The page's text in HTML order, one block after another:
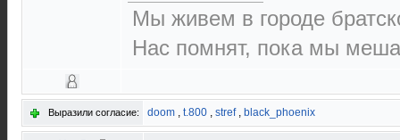
Мы живем в городе
Нас помнят, пока мы
Выразили согласие: doom , t.800 , stref, black_phoenix